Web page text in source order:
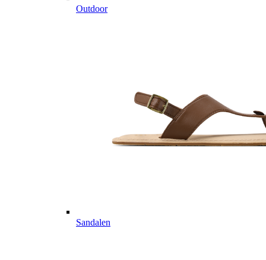
Outdoor
Sandalen